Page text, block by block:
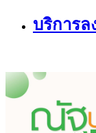
บริการล